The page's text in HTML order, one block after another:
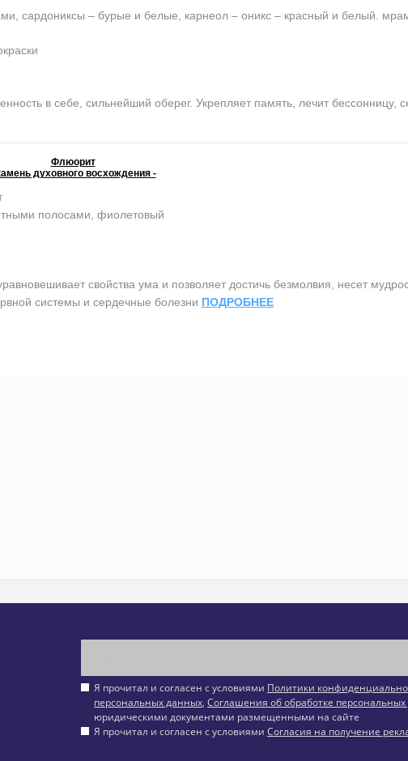
сардониксы – бурые и белые, карнеол – оникс – красный и белый.
в себе, сильнейший оберег. Укрепляет память, лечит бессонницу,
Флюорит
духовного восхождения -
полосами, фиолетовый
свойства ума и позволяет достичь безмолвия, несет
системы и сердечные болезни ПОДРОБНЕЕ
Я прочитал и согласен с условиями Политики
персональных данных, Соглашения об обработке
юридическими документами размещенными на сайте
Я прочитал и согласен с условиями Согласия на получение